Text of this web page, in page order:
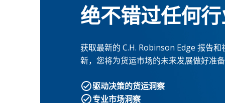
绝不错过任何
获取最新的 C.H. Robinson Edge 报告
新，您将为货运市场的未来发展做好准
驱动决策的货运洞察
专业市场洞察